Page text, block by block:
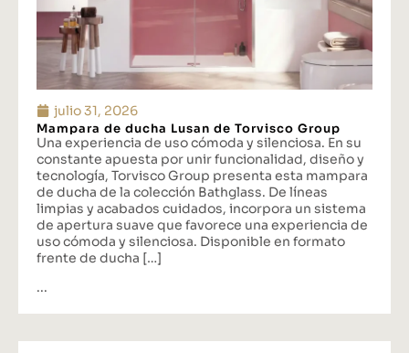
julio 31, 2026
Mampara de ducha Lusan de Torvisco Group
Una experiencia de uso cómoda y silenciosa. En su
constante apuesta por unir funcionalidad, diseño y
tecnología, Torvisco Group presenta esta mampara
de ducha de la colección Bathglass. De líneas
limpias y acabados cuidados, incorpora un sistema
de apertura suave que favorece una experiencia de
uso cómoda y silenciosa. Disponible en formato
frente de ducha […]
...